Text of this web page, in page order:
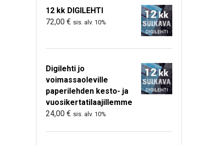
12 kk DIGILEHTI
72,00 € sis. alv. 10%
Digilehti jo
voimassaoleville
paperilehden kesto- ja
vuosikertatilaajillemme
24,00 € sis. alv. 10%